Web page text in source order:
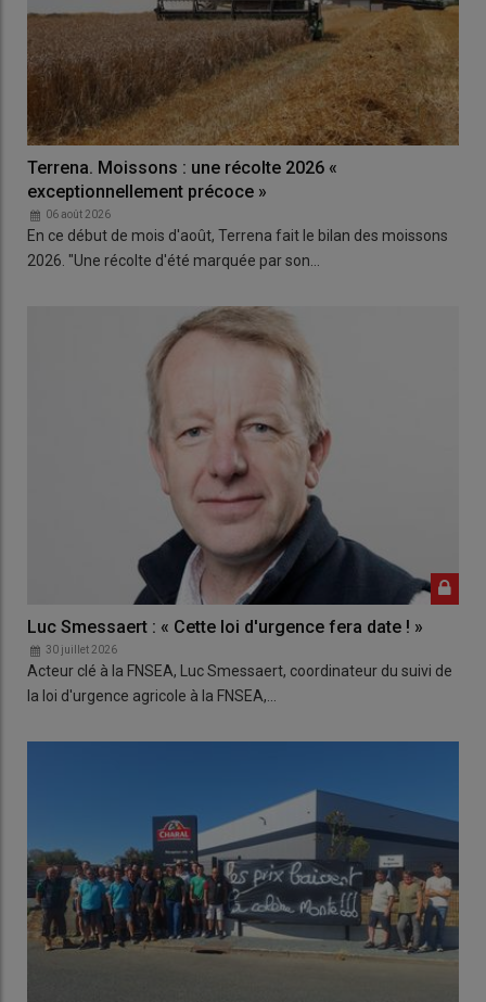
Terrena. Moissons : une récolte 2026 «
exceptionnellement précoce »
06 août 2026
En ce début de mois d'août, Terrena fait le bilan des moissons
2026. "Une récolte d'été marquée par son…
Luc Smessaert : « Cette loi d'urgence fera date ! »
30 juillet 2026
Acteur clé à la FNSEA, Luc Smessaert, coordinateur du suivi de
la loi d'urgence agricole à la FNSEA,…